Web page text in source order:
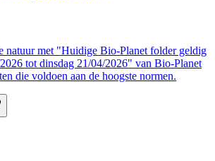
natuur met "Huidige Bio-Planet folder geldig
tot dinsdag 21/04/2026" van Bio-Planet
die voldoen aan de hoogste normen.